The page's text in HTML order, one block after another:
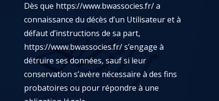
Dès que https://www.bwassocies.fr/a
connaissance du décès d’un Utilisateur et à
défaut d’instructions de sa part,
https://www.bwassocies.fr/s’engage à
détruire ses données, sauf si leur
conservation s’avère nécessaire à des fins
probatoires ou pour répondre à une